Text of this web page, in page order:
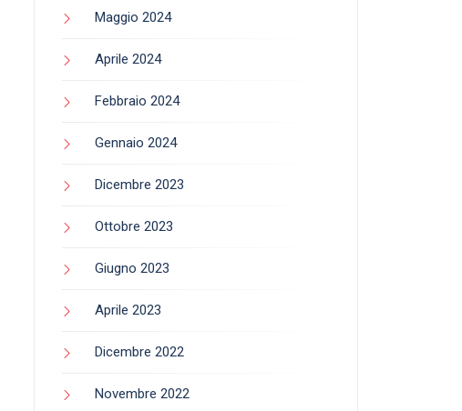
Maggio 2024
Aprile 2024
Febbraio 2024
Gennaio 2024
Dicembre 2023
Ottobre 2023
Giugno 2023
Aprile 2023
Dicembre 2022
Novembre 2022